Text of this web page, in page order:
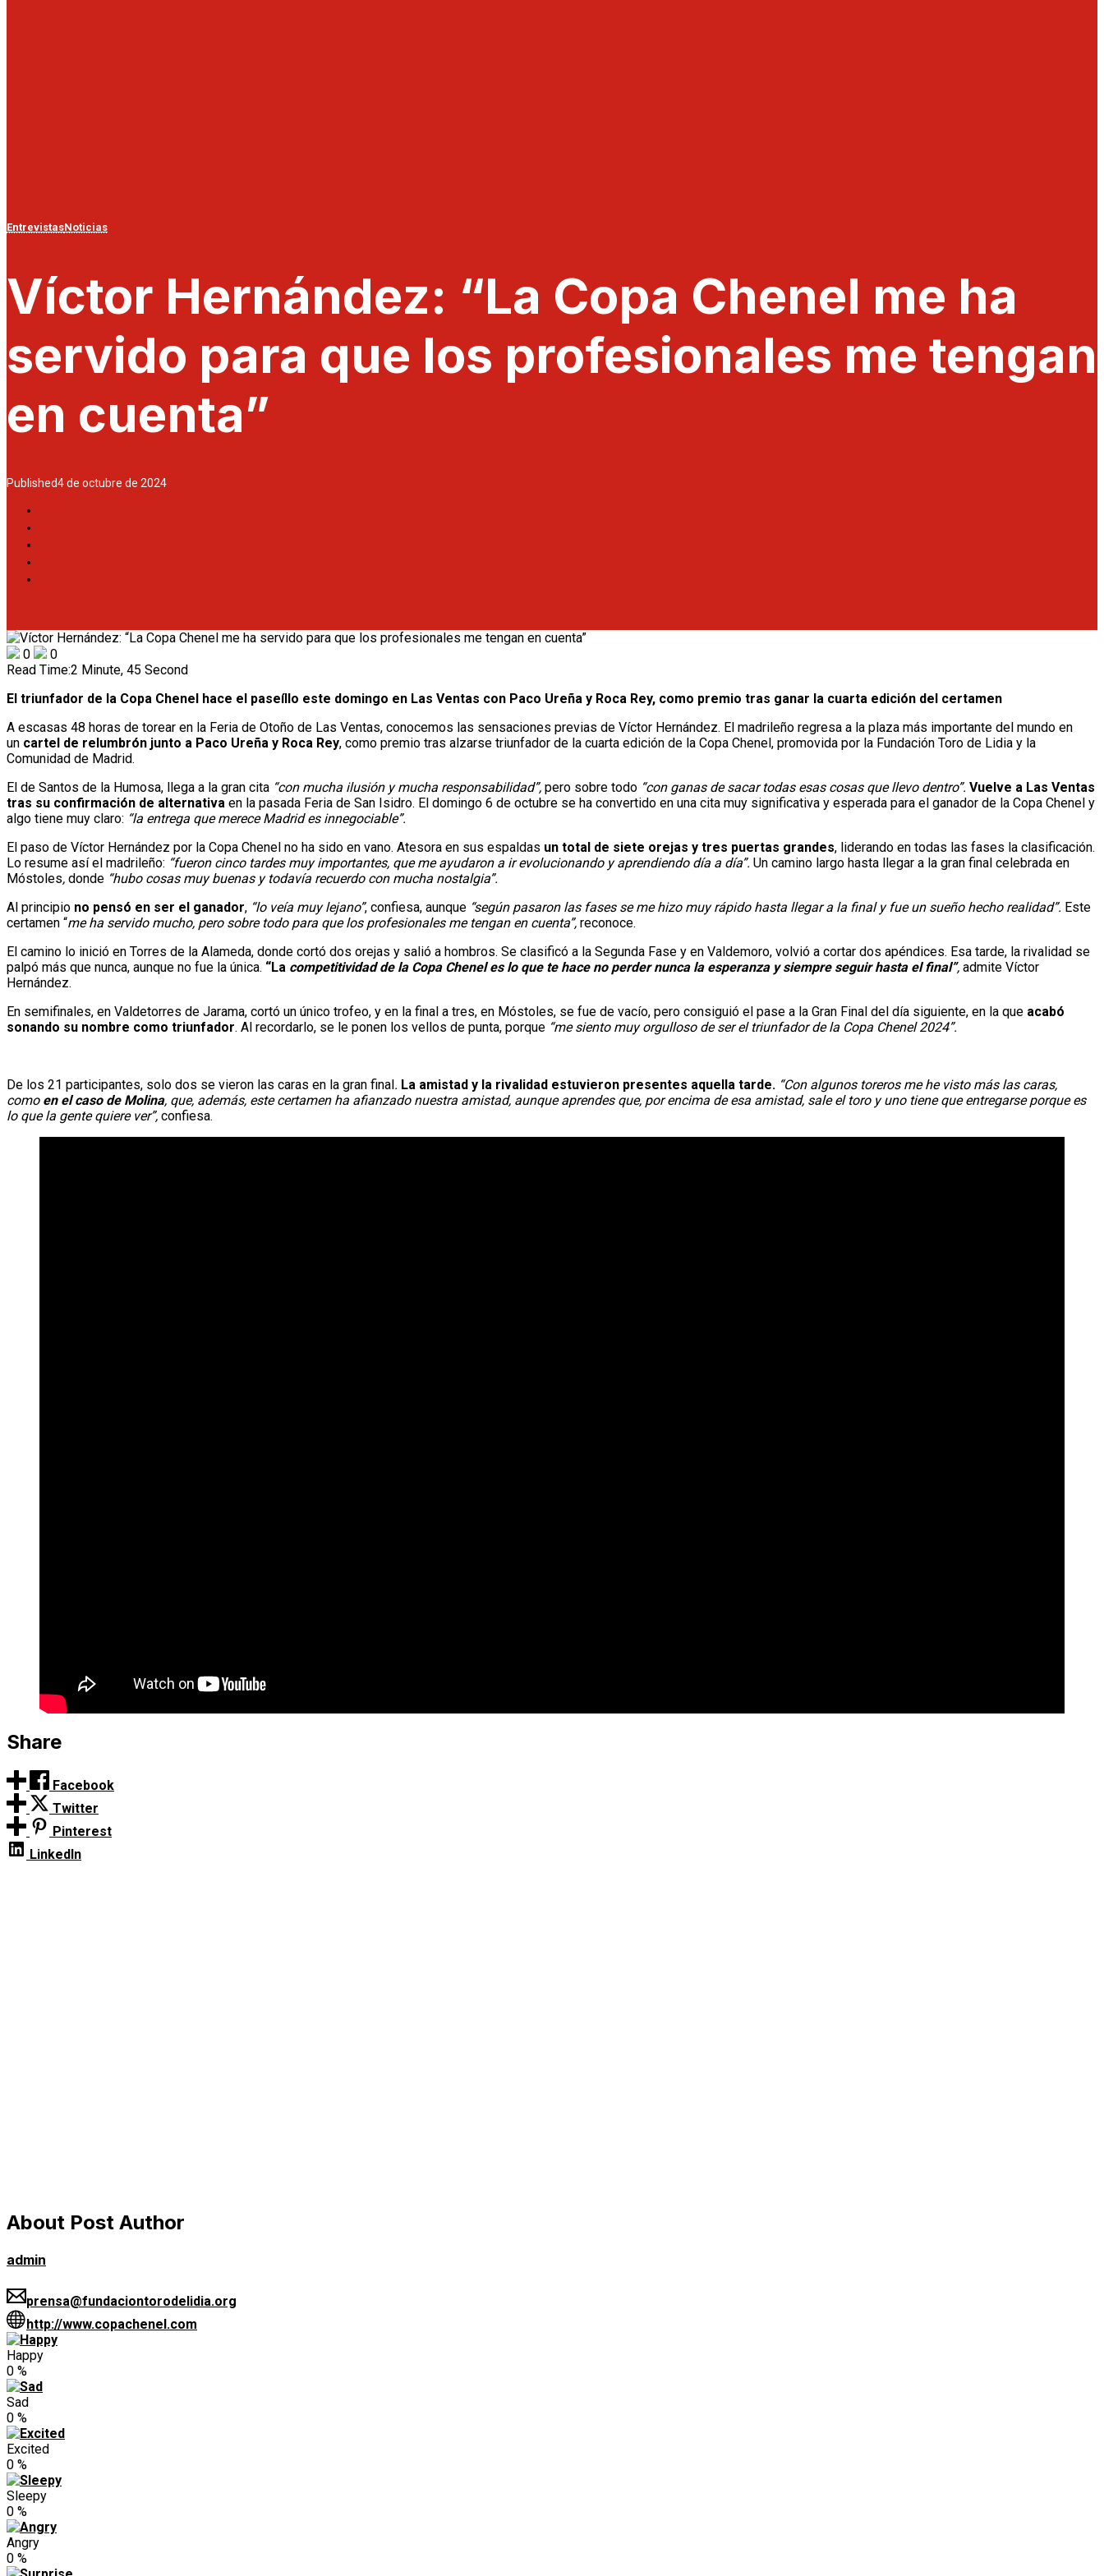
EntrevistasNoticias
Víctor Hernández: “La Copa Chenel me ha
servido para que los profesionales me tengan
en cuenta”
Published4 de octubre de 2024
0
0
Read Time:2 Minute, 45 Second
El triunfador de la Copa Chenel hace el paseíllo este domingo en Las Ventas con Paco Ureña y Roca Rey, como premio tras ganar la cuarta edición del certamen
A escasas 48 horas de torear en la Feria de Otoño de Las Ventas, conocemos las sensaciones previas de Víctor Hernández. El madrileño regresa a la plaza más importante del mundo en
un cartel de relumbrón junto a Paco Ureña y Roca Rey, como premio tras alzarse triunfador de la cuarta edición de la Copa Chenel, promovida por la Fundación Toro de Lidia y la
Comunidad de Madrid.
El de Santos de la Humosa, llega a la gran cita “con mucha ilusión y mucha responsabilidad”, pero sobre todo “con ganas de sacar todas esas cosas que llevo dentro”. Vuelve a Las Ventas
tras su confirmación de alternativa en la pasada Feria de San Isidro. El domingo 6 de octubre se ha convertido en una cita muy significativa y esperada para el ganador de la Copa Chenel y
algo tiene muy claro: “la entrega que merece Madrid es innegociable”.
El paso de Víctor Hernández por la Copa Chenel no ha sido en vano. Atesora en sus espaldas un total de siete orejas y tres puertas grandes, liderando en todas las fases la clasificación.
Lo resume así el madrileño: “fueron cinco tardes muy importantes, que me ayudaron a ir evolucionando y aprendiendo día a día”. Un camino largo hasta llegar a la gran final celebrada en
Móstoles, donde “hubo cosas muy buenas y todavía recuerdo con mucha nostalgia”.
Al principio no pensó en ser el ganador, “lo veía muy lejano”, confiesa, aunque “según pasaron las fases se me hizo muy rápido hasta llegar a la final y fue un sueño hecho realidad”. Este
certamen “me ha servido mucho, pero sobre todo para que los profesionales me tengan en cuenta”, reconoce.
El camino lo inició en Torres de la Alameda, donde cortó dos orejas y salió a hombros. Se clasificó a la Segunda Fase y en Valdemoro, volvió a cortar dos apéndices. Esa tarde, la rivalidad se
palpó más que nunca, aunque no fue la única. “La competitividad de la Copa Chenel es lo que te hace no perder nunca la esperanza y siempre seguir hasta el final”, admite Víctor
Hernández.
En semifinales, en Valdetorres de Jarama, cortó un único trofeo, y en la final a tres, en Móstoles, se fue de vacío, pero consiguió el pase a la Gran Final del día siguiente, en la que acabó
sonando su nombre como triunfador. Al recordarlo, se le ponen los vellos de punta, porque “me siento muy orgulloso de ser el triunfador de la Copa Chenel 2024”.
De los 21 participantes, solo dos se vieron las caras en la gran final . La amistad y la rivalidad estuvieron presentes aquella tarde. “Con algunos toreros me he visto más las caras,
como en el caso de Molina, que, además, este certamen ha afianzado nuestra amistad, aunque aprendes que, por encima de esa amistad, sale el toro y uno tiene que entregarse porque es
lo que la gente quiere ver”, confiesa.
Share
Facebook
Twitter
Pinterest
LinkedIn
About Post Author
admin
prensa@fundaciontorodelidia.org
http://www.copachenel.com
Happy
0 %
Sad
0 %
Excited
0 %
Sleepy
0 %
Angry
0 %